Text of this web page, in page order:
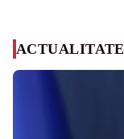
ACTUALITATE